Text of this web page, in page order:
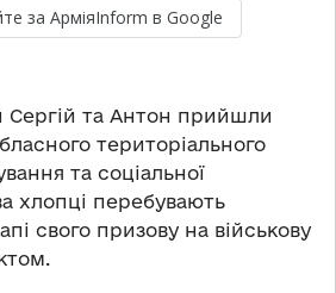
за АрміяInform в Google
Сергій та Антон прийшли
територіального
та соціальної
хлопці перебувають
свого призову на військову